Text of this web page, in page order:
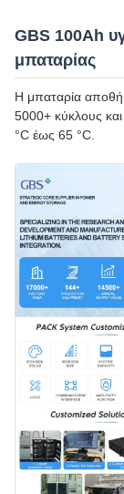
GBS 100Ah
μπαταρίας
Η μπαταρία
5000+ κύκλους
°C έως 65 °C.